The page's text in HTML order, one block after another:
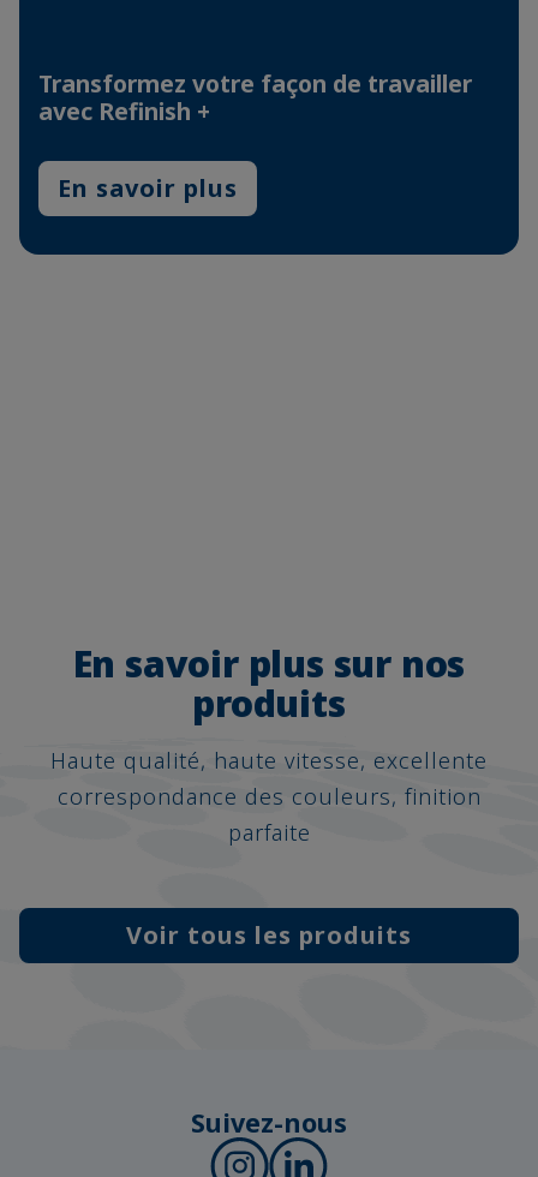
Transformez votre façon de travailler
avec Refinish +
En savoir plus
En savoir plus sur nos
produits
Haute qualité, haute vitesse, excellente
correspondance des couleurs, finition
parfaite
Voir tous les produits
Suivez-nous